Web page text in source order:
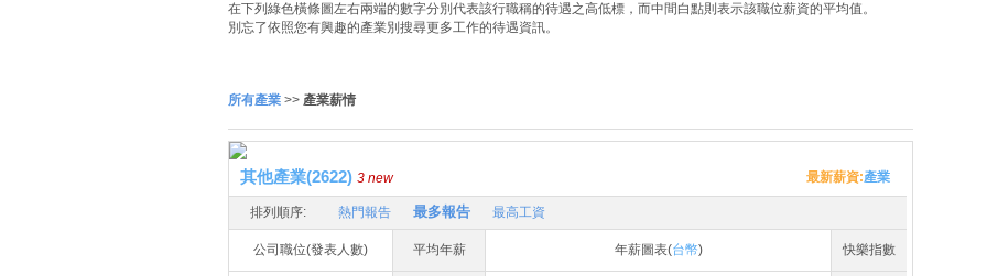
在下列綠色橫條圖左右兩端的數字分別代表該行職稱的待遇之高低標，而中間白點則表示該職位薪資的平均值。
別忘了依照您有興趣的產業別搜尋更多工作的待遇資訊。
所有產業 >> 產業薪情
其他產業(2622) 3 new 最新薪資:產業
排列順序: 熱門報告 最多報告 最高工資
公司職位(發表人數) 平均年薪 年薪圖表(台幣) 快樂指數